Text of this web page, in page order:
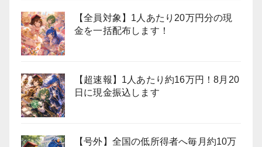
【全員対象】1人あたり20万円分の現
金を一括配布します！
【超速報】1人あたり約16万円！8月20
日に現金振込します
【号外】全国の低所得者へ毎月約10万